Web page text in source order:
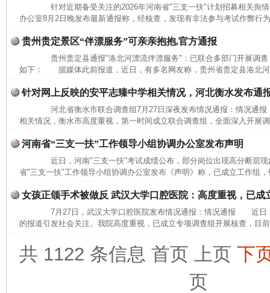
针对近期备受关注的2026年河南省"三支一扶"计划招募相关舆
办公室8月2日晚发布最新通报称，经核查，发现有非法参与考试作弊行
贵州贵定景区“伴漂服务”可亲亲抱抱,官方通报
贵州贵定县通报"洛北河漂流伴漂服务"：已联合多部门开展调查
如下： 据媒体此前报道，近日，有多名网友称，贵州省贵定县洛北
针对网上反映的安平志臻中学相关情况，河北衡水发布通
河北省衡水市联合调查组7月27日深夜发布情况通报：情况通
相关情况，衡水市高度重视，第一时间成立联合调查组，全面深入开展
河南省“三支一扶”工作领导小组协调办公室发布声明
近日，河南"三支一扶"考试成绩公布，部分岗位出现高分断层现
省"三支一扶"工作领导小组协调办公室发布《声明》称，已成立工作组
女孩正颌手术被做反 武汉大学口腔医院：高度重视，已成
7月27日，武汉大学口腔医院发布情况通报：情况通报 近日
的报道引发社会关注。我院高度重视，已成立专项调查组开展核查，目
共 1122 条信息 首页 上页 下
页
完善运行机制助力责任有效落实 一纸欠